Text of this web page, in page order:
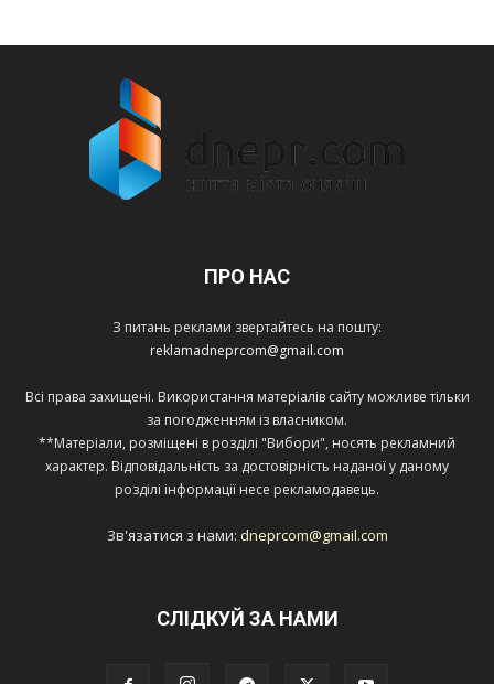
ПРО НАС
З питань реклами звертайтесь на пошту:
reklamadneprcom@gmail.com
Всі права захищені. Використання матеріалів сайту можливе тільки
за погодженням із власником.
**Матеріали, розміщені в розділі "Вибори", носять рекламний
характер. Відповідальність за достовірність наданої у даному
розділі інформації несе рекламодавець.
Зв'язатися з нами: dneprcom@gmail.com
СЛІДКУЙ ЗА НАМИ